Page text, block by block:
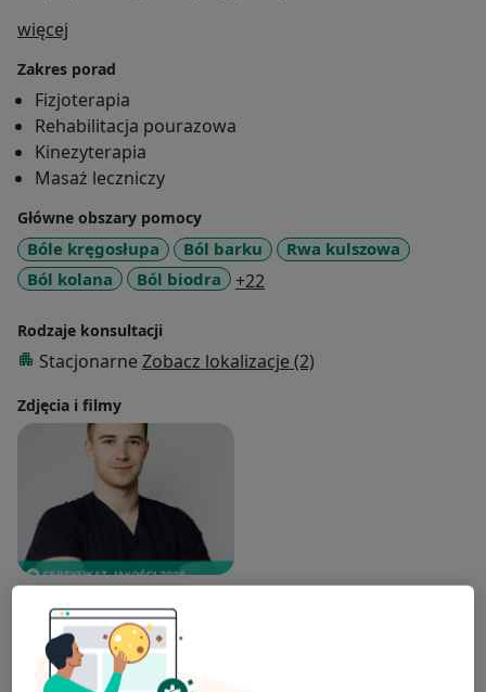
więcej
Zakres porad
Fizjoterapia
Rehabilitacja pourazowa
Kinezyterapia
Masaż leczniczy
Główne obszary pomocy
Bóle kręgosłupa Ból barku
Rwa kulszowa
Ból kolana
Ból biodra +22
Rodzaje konsultacji
Stacjonarne Zobacz lokalizacje (2)
Zdjęcia i filmy
Zobacz galerię (1)
Pokaż więcej